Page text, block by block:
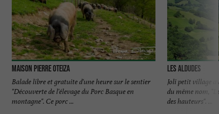
Maison Pierre Oteiza
Balade libre et gratuite d'une heure sur le sentier
"Découverte de l'élevage du Porc Basque en
montagne". Ce porc ...
Les Aldudes
Joli petit village
du même nom,
des hauteurs". ...